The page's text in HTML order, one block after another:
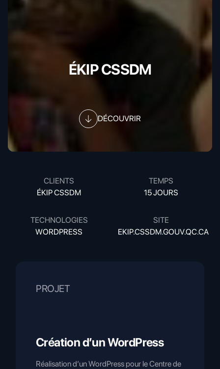
ÉKIP CSSDM
DÉCOUVRIR
CLIENTS
ÉKIP CSSDM
TEMPS
15 JOURS
TECHNOLOGIES
WORDPRESS
SITE
EKIP.CSSDM.GOUV.QC.CA
PROJET
Création d’un WordPress
Réalisation d’un WordPress pour le Centre de